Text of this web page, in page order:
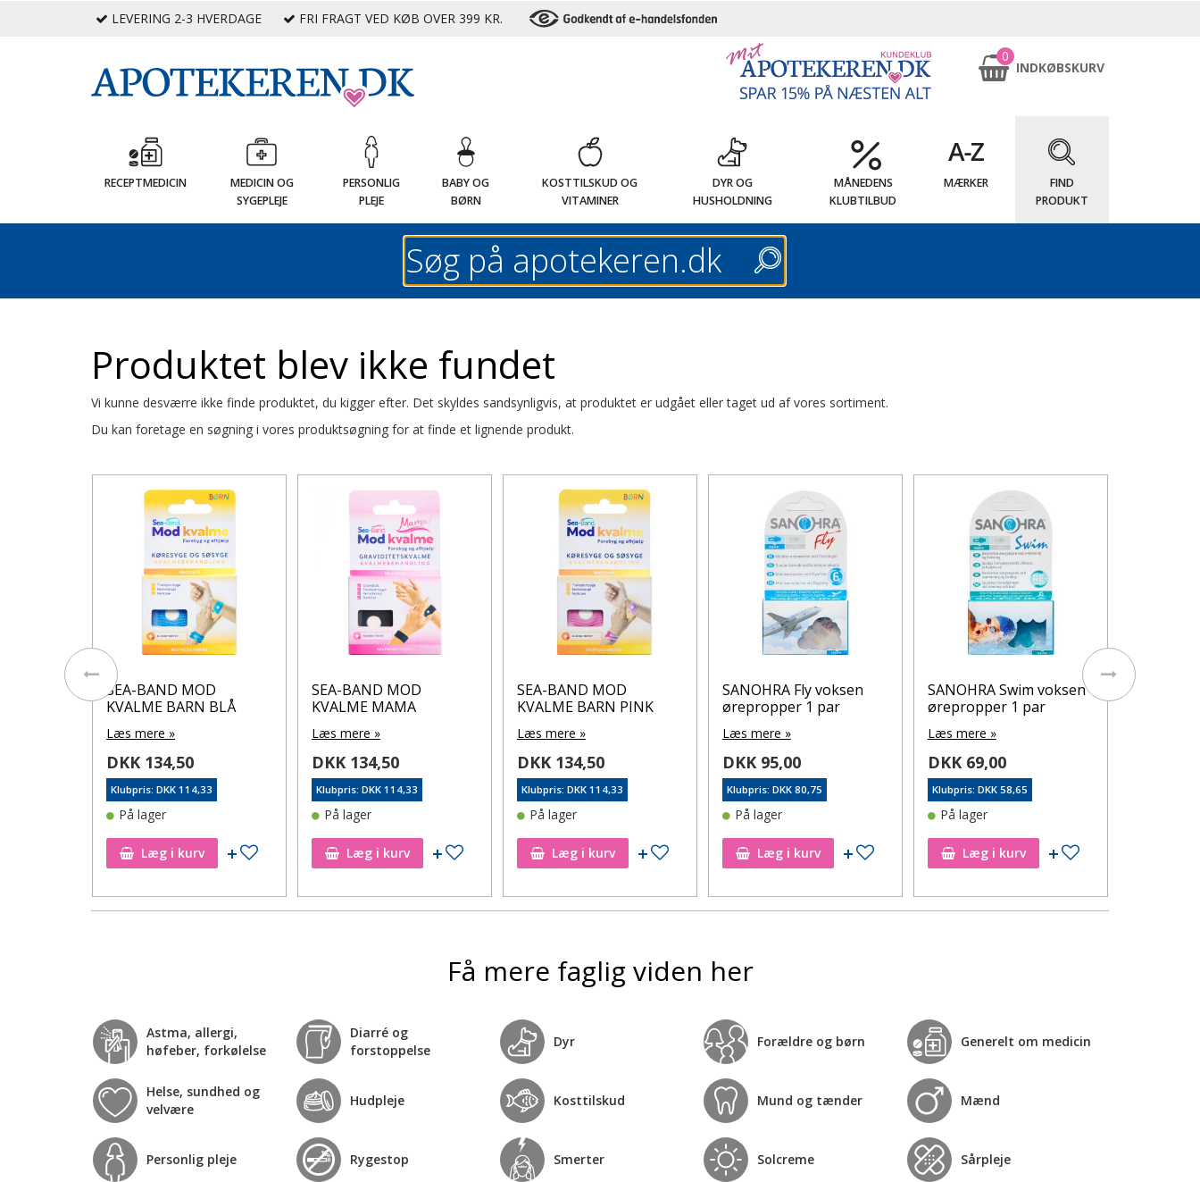
LEVERING 2-3 HVERDAGE FRI FRAGT VED KØB OVER 399 KR.
0
INDKØBSKURV
RECEPTMEDICIN
MEDICIN OG
SYGEPLEJE
PERSONLIG
PLEJE
BABY OG
BØRN
KOSTTILSKUD OG
VITAMINER
DYR OG
HUSHOLDNING
MÅNEDENS
KLUBTILBUD
MÆRKER
FIND
PRODUKT
Søg
Produktet blev ikke fundet
Vi kunne desværre ikke finde produktet, du kigger efter. Det skyldes sandsynligvis, at produktet er udgået eller taget ud af vores sortiment.
Du kan foretage en søgning i vores produktsøgning for at finde et lignende produkt.
Tilføj til ønskeseddel
SEA-BAND MOD
KVALME BARN BLÅ
Læs mere »
DKK 134,50
Klubpris: DKK 114,33
På lager
Læg i kurv Tilføj til ønskeseddel
SEA-BAND MOD
KVALME MAMA
Læs mere »
DKK 134,50
Klubpris: DKK 114,33
På lager
Læg i kurv Tilføj til ønskeseddel
SEA-BAND MOD
KVALME BARN PINK
Læs mere »
DKK 134,50
Klubpris: DKK 114,33
På lager
Læg i kurv Tilføj til ønskeseddel
SANOHRA Fly voksen
ørepropper 1 par
Læs mere »
DKK 95,00
Klubpris: DKK 80,75
På lager
Læg i kurv Tilføj til ønskeseddel
SANOHRA Swim voksen
ørepropper 1 par
Læs mere »
DKK 69,00
Klubpris: DKK 58,65
På lager
Læg i kurv Tilføj til ønskeseddel
Få mere faglig viden her
Astma, allergi,
høfeber, forkølelse
Diarré og
forstoppelse
Dyr Forældre og børn Generelt om medicin
Helse, sundhed og
velvære
Hudpleje Kosttilskud Mund og tænder Mænd
Personlig pleje Rygestop Smerter Solcreme Sårpleje